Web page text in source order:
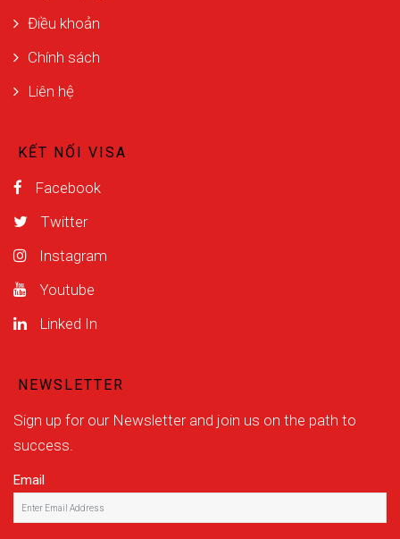
Điều khoản
Chính sách
Liên hệ
KẾT NỐI VISA
Facebook
Twitter
Instagram
Youtube
Linked In
NEWSLETTER
Sign up for our Newsletter and join us on the path to
success.
Email